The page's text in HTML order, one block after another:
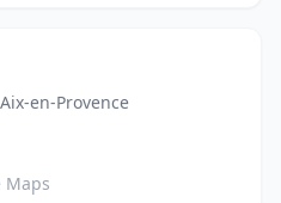
en-Provence
Maps